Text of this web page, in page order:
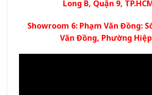
Long B, Quận 9,
Showroom 6: Phạm Văn Đồng:
Văn Đồng, Phường